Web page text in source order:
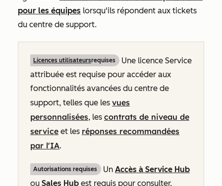
pour les équipes lorsqu'ils répondent aux tickets
du centre de support.
Licences utilisateursrequises
Une licence Service
attribuée est requise pour accéder aux
fonctionnalités avancées du centre de
support, telles que les vues
personnalisées, les contrats de niveau de
service et les réponses recommandées
par l'IA.
Autorisations requises Un Accès à Service Hub
ou Sales Hub est requis pour consulter,